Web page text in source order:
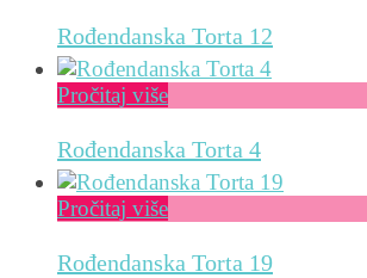
Rođendanska Torta 12
Pročitaj više
Rođendanska Torta 4
Pročitaj više
Rođendanska Torta 19